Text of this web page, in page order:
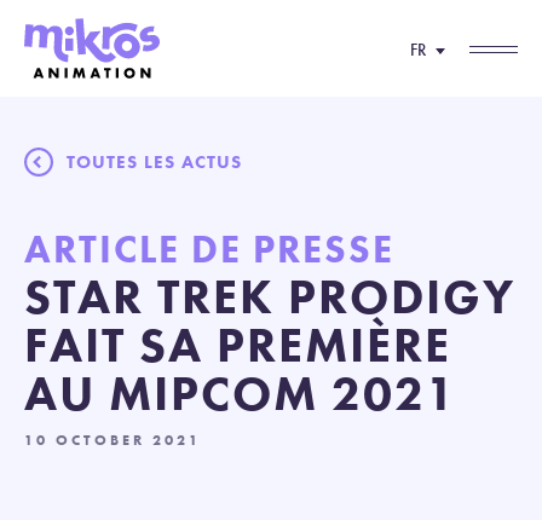
FR
TOUTES LES ACTUS
ARTICLE DE PRESSE
STAR TREK PRODIGY
FAIT SA PREMIÈRE
AU MIPCOM 2021
10 OCTOBER 2021